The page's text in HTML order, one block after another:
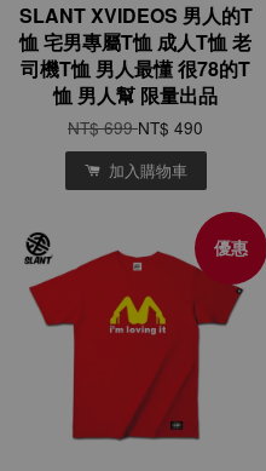
SLANT XVIDEOS 男人的T
恤 宅男專屬T恤 成人T恤 老
司機T恤 男人最懂 很78的T
恤 男人幫 限量出品
NT$ 699NT$ 490
加入購物車
優惠